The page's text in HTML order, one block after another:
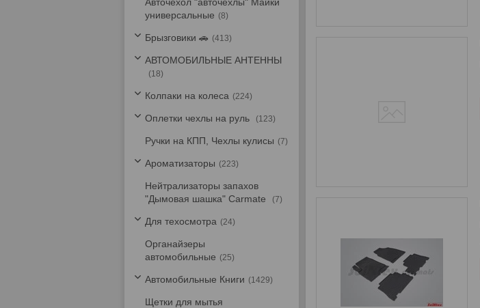
универсальные
8
Брызговики 🚗 413
АВТОМОБИЛЬНЫЕ АНТЕННЫ
18
Колпаки на колеса 224
Оплетки чехлы на руль 123
Ручки на КПП, Чехлы кулисы 7
Ароматизаторы 223
Нейтрализаторы запахов
"Дымовая шашка" Carmate
7
Для техосмотра 24
Органайзеры
автомобильные
25
Автомобильные Книги 1429
Щетки для мытья